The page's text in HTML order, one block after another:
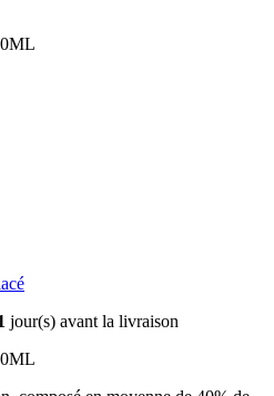
jour(s) avant la livraison